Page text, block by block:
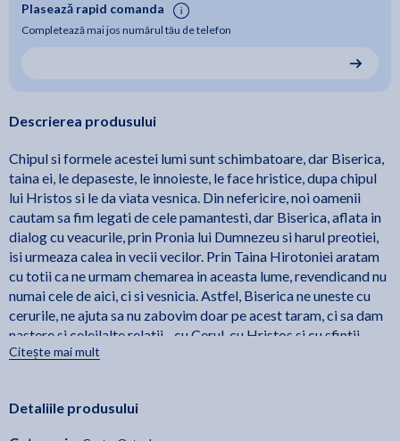
Plasează rapid comanda
Completează mai jos numărul tău de telefon
Descrierea produsului
Chipul si formele acestei lumi sunt schimbatoare, dar Biserica,
taina ei, le depaseste, le innoieste, le face hristice, dupa chipul
lui Hristos si le da viata vesnica. Din nefericire, noi oamenii
cautam sa fim legati de cele pamantesti, dar Biserica, aflata in
dialog cu veacurile, prin Pronia lui Dumnezeu si harul preotiei,
isi urmeaza calea in vecii vecilor. Prin Taina Hirotoniei aratam
cu totii ca ne urmam chemarea in aceasta lume, revendicand nu
numai cele de aici, ci si vesnicia. Astfel, Biserica ne uneste cu
cerurile, ne ajuta sa nu zabovim doar pe acest taram, ci sa dam
nastere si celeilalte relatii - cu Cerul, cu Hristos si cu sfintii,
dospindu-ne fiinta in lumina, harul si mila lui
ani in Imperiul Otoman, dar si astazi, in noua realitate a Uniunii
Citește mai mult
Detaliile produsului